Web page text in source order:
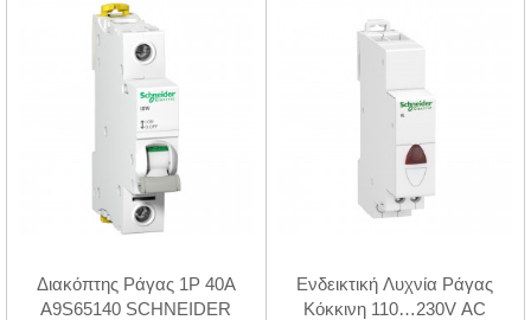
Διακόπτης Ράγας 1P 40A
A9S65140 SCHNEIDER
Ενδεικτική Λυχνία Ράγας
Κόκκινη 110…230V AC